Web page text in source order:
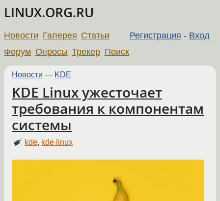
LINUX.ORG.RU
Регистрация - Вход
Новости Галерея Статьи
Форум Опросы Трекер Поиск
Новости — KDE
KDE Linux ужесточает
требования к компонентам
системы
kde, kde linux